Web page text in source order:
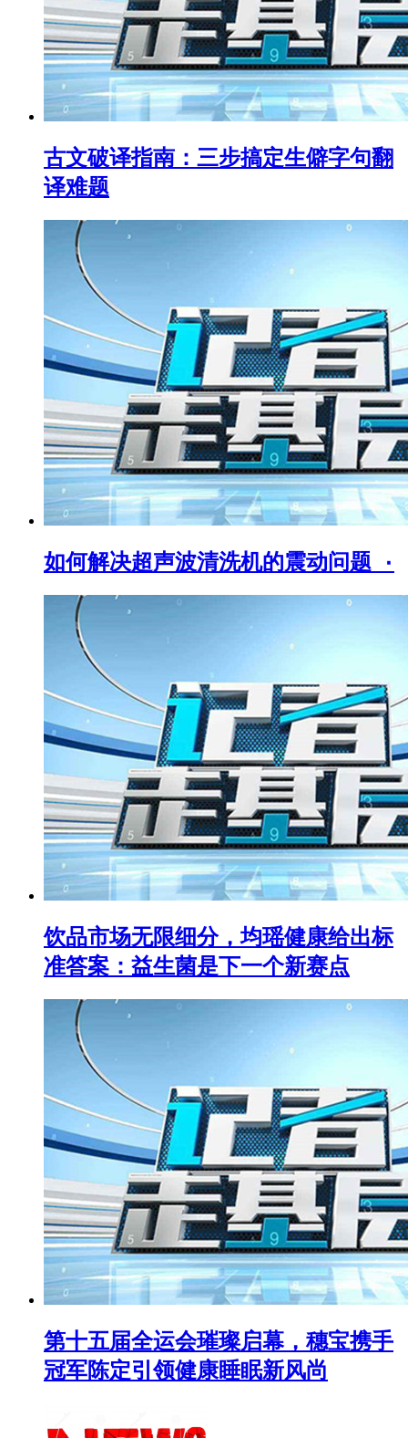
古文破译指南：三步搞定生僻字句翻
译难题
如何解决超声波清洗机的震动问题_۰
饮品市场无限细分，均瑶健康给出标
准答案：益生菌是下一个新赛点
第十五届全运会璀璨启幕，穗宝携手
冠军陈定引领健康睡眠新风尚